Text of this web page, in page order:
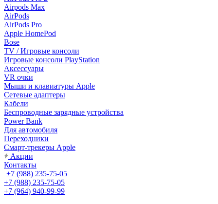
Airpods Max
AirPods
AirPods Pro
Apple HomePod
Bose
TV / Игровые консоли
Игровые консоли PlayStation
Аксессуары
VR очки
Мыши и клавиатуры Apple
Сетевые адаптеры
Кабели
Беспроводные зарядные устройства
Power Bank
Для автомобиля
Переходники
Смарт-трекеры Apple
Акции
Контакты
+7 (988) 235-75-05
+7 (988) 235-75-05
+7 (964) 940-99-99